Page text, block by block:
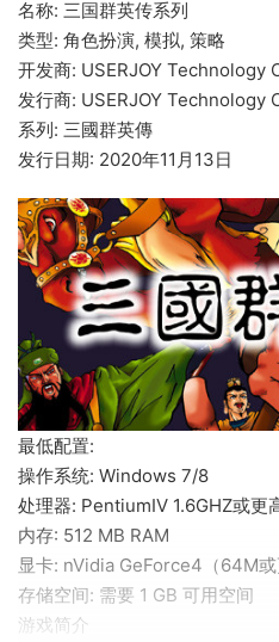
名称: 三国群英传系列
类型: 角色扮演, 模拟, 策略
开发商: USERJOY Technology
发行商: USERJOY Technology
系列: 三國群英傳
发行日期: 2020年11月13日
最低配置:
操作系统: Windows 7/8
处理器: PentiumIV 1.6GHZ或更
内存: 512 MB RAM
显卡: nVidia GeForce4（64M或
存储空间: 需要 1 GB 可用空间
游戏简介